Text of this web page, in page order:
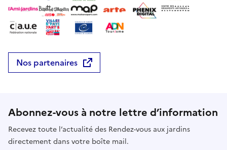
Nos partenaires
Abonnez-vous à notre lettre d’information
Recevez toute l’actualité des Rendez-vous aux jardins
directement dans votre boîte mail.